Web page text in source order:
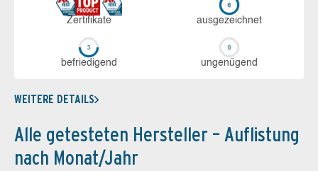
Zerti­fikate aus­ge­zeich­net
be­frie­di­gend un­ge­nü­gend
WEITERE DETAILS
Alle getesteten Hersteller – Auflistung
nach Monat/Jahr